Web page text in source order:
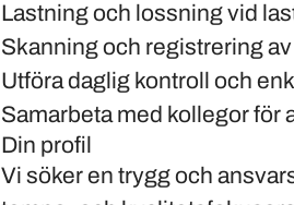
Lastning och lossning vid
Skanning och registrering
Utföra daglig kontroll och
Samarbeta med kollegor för
Din profil
Vi söker en trygg och